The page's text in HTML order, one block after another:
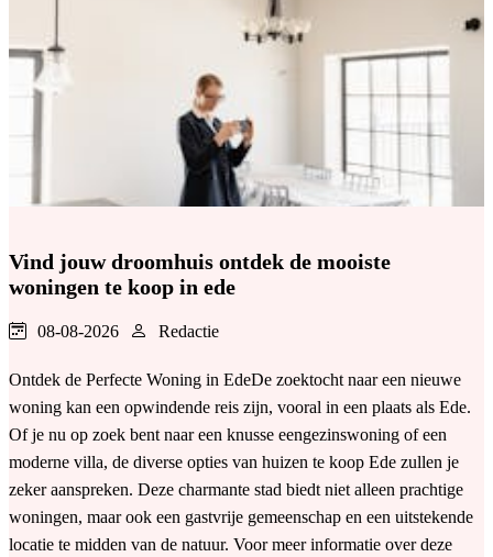
Vind jouw droomhuis ontdek de mooiste
woningen te koop in ede
08-08-2026 Redactie
Ontdek de Perfecte Woning in EdeDe zoektocht naar een nieuwe
woning kan een opwindende reis zijn, vooral in een plaats als Ede.
Of je nu op zoek bent naar een knusse eengezinswoning of een
moderne villa, de diverse opties van huizen te koop Ede zullen je
zeker aanspreken. Deze charmante stad biedt niet alleen prachtige
woningen, maar ook een gastvrije gemeenschap en een uitstekende
locatie te midden van de natuur. Voor meer informatie over deze